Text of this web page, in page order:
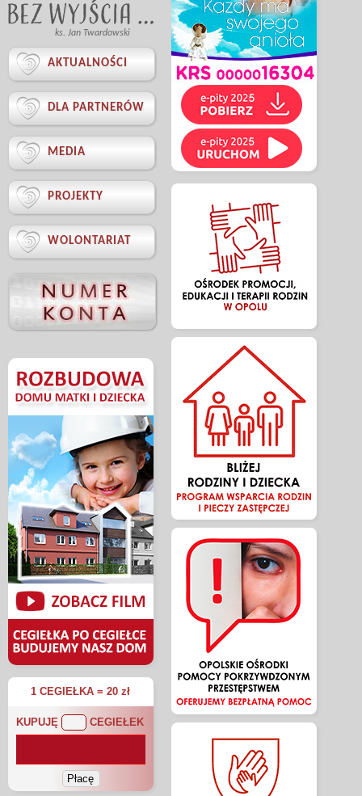
ks. Jan Twardowski
 AKTUALNOŚCI
 DLA PARTNERÓW
 MEDIA
 PROJEKTY
 WOLONTARIAT
1 CEGIEŁKA = 20 zł
KUPUJĘ CEGIEŁEK